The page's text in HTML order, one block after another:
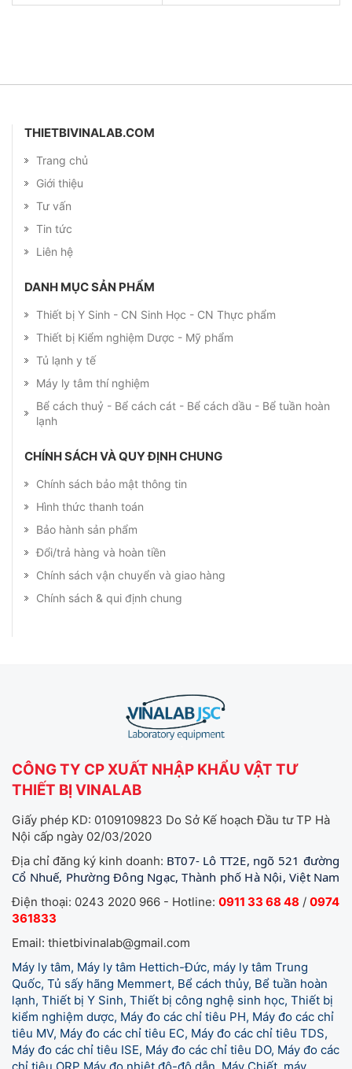
THIETBIVINALAB.COM
Trang chủ
Giới thiệu
Tư vấn
Tin tức
Liên hệ
DANH MỤC SẢN PHẨM
Thiết bị Y Sinh - CN Sinh Học - CN Thực phẩm
Thiết bị Kiểm nghiệm Dược - Mỹ phẩm
Tủ lạnh y tế
Máy ly tâm thí nghiệm
Bể cách thuỷ - Bể cách cát - Bể cách dầu - Bể tuần hoàn
lạnh
CHÍNH SÁCH VÀ QUY ĐỊNH CHUNG
Chính sách bảo mật thông tin
Hình thức thanh toán
Bảo hành sản phẩm
Đổi/trả hàng và hoàn tiền
Chính sách vận chuyển và giao hàng
Chính sách & qui định chung
CÔNG TY CP XUẤT NHẬP KHẨU VẬT TƯ
THIẾT BỊ VINALAB
Giấy phép KD: 0109109823 Do Sở Kế hoạch Đầu tư TP Hà
Nội cấp ngày 02/03/2020
Địa chỉ đăng ký kinh doanh: BT07- Lô TT2E, ngõ 521 đường
Cổ Nhuế, Phường Đông Ngạc, Thành phố Hà Nội, Việt Nam
Điện thoại: 0243 2020 966 - Hotline: 0911 33 68 48 / 0974
361833
Email: thietbivinalab@gmail.com
Máy ly tâm, Máy ly tâm Hettich-Đức, máy ly tâm Trung
Quốc, Tủ sấy hãng Memmert, Bể cách thủy, Bể tuần hoàn
lạnh, Thiết bị Y Sinh, Thiết bị công nghệ sinh học, Thiết bị
kiểm nghiệm dược, Máy đo các chỉ tiêu PH, Máy đo các chỉ
tiêu MV, Máy đo các chỉ tiêu EC, Máy đo các chỉ tiêu TDS,
Máy đo các chỉ tiêu ISE, Máy đo các chỉ tiêu DO, Máy đo các
chỉ tiêu ORP Máy đo nhiệt độ-độ dẫn, Máy Chiết, máy